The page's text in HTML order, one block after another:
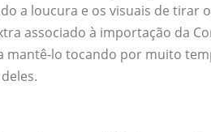
a loucura e os visuais de tirar
associado à importação da
mantê-lo tocando por muito